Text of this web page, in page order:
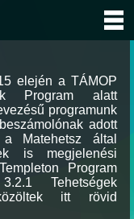
elején a TÁMOP
Program alatt
programunk
adott
Matehetsz által
is megjelenési
Program
Tehetségek
itt rövid